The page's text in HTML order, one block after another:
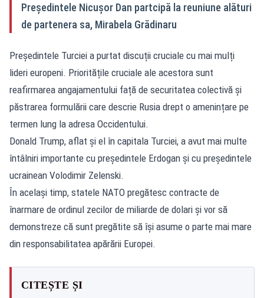
Președintele Nicușor Dan partcipă la reuniune alături
de partenera sa, Mirabela Grădinaru
Președintele Turciei a purtat discuții cruciale cu mai mulți
lideri europeni. Prioritățile cruciale ale acestora sunt
reafirmarea angajamentului față de securitatea colectivă și
păstrarea formulării care descrie Rusia drept o amenințare pe
termen lung la adresa Occidentului.
Donald Trump, aflat și el în capitala Turciei, a avut mai multe
întâlniri importante cu președintele Erdogan și cu președintele
ucrainean Volodimir Zelenski.
În același timp, statele NATO pregătesc contracte de
înarmare de ordinul zecilor de miliarde de dolari și vor să
demonstreze că sunt pregătite să își asume o parte mai mare
din responsabilitatea apărării Europei.
CITEȘTE ȘI